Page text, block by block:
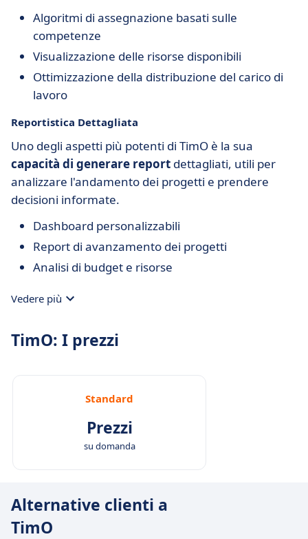
Algoritmi di assegnazione basati sulle
competenze
Visualizzazione delle risorse disponibili
Ottimizzazione della distribuzione del carico di
lavoro
Reportistica Dettagliata
Uno degli aspetti più potenti di TimO è la sua
capacità di generare report dettagliati, utili per
analizzare l'andamento dei progetti e prendere
decisioni informate.
Dashboard personalizzabili
Report di avanzamento dei progetti
Analisi di budget e risorse
Vedere più
TimO: I prezzi
Standard
Prezzi
su domanda
Alternative clienti a
TimO